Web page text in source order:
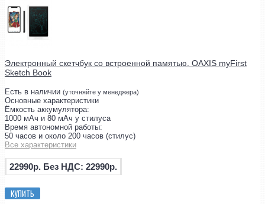
Электронный скетчбук со встроенной памятью. OAXIS myFirst
Sketch Book
Есть в наличии (уточняйте у менеджера)
Основные характеристики
Ёмкость аккумулятора:
1000 мАч и 80 мАч у стилуса
Время автономной работы:
50 часов и около 200 часов (стилус)
Все характеристики
22990р. Без НДС: 22990р.
КУПИТЬ